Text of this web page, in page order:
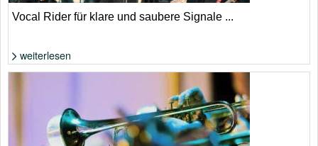
Vocal Rider für klare und saubere Signale ...
weiterlesen